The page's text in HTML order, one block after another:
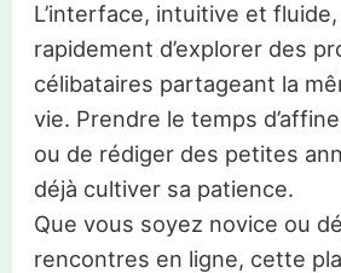
L’interface, intuitive et
rapidement d’explorer des
célibataires partageant la
vie. Prendre le temps
ou de rédiger des petites
déjà cultiver sa patience.
Que vous soyez novice ou
rencontres en ligne, cette